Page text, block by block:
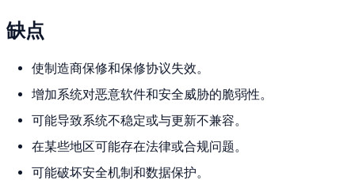
缺点
使制造商保修和保修协议失效。
增加系统对恶意软件和安全威胁的脆弱性。
可能导致系统不稳定或与更新不兼容。
在某些地区可能存在法律或合规问题。
可能破坏安全机制和数据保护。